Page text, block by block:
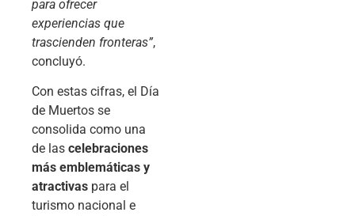
para ofrecer
experiencias que
trascienden fronteras”,
concluyó.
Con estas cifras, el Día
de Muertos se
consolida como una
de las celebraciones
más emblemáticas y
atractivas para el
turismo nacional e